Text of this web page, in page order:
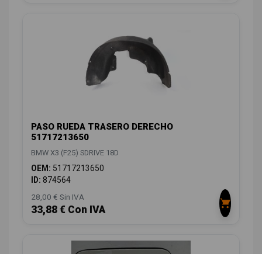
PASO RUEDA TRASERO DERECHO
51717213650
BMW X3 (F25) SDRIVE 18D
OEM: 51717213650
ID: 874564
28,00 € Sin IVA
33,88 € Con IVA